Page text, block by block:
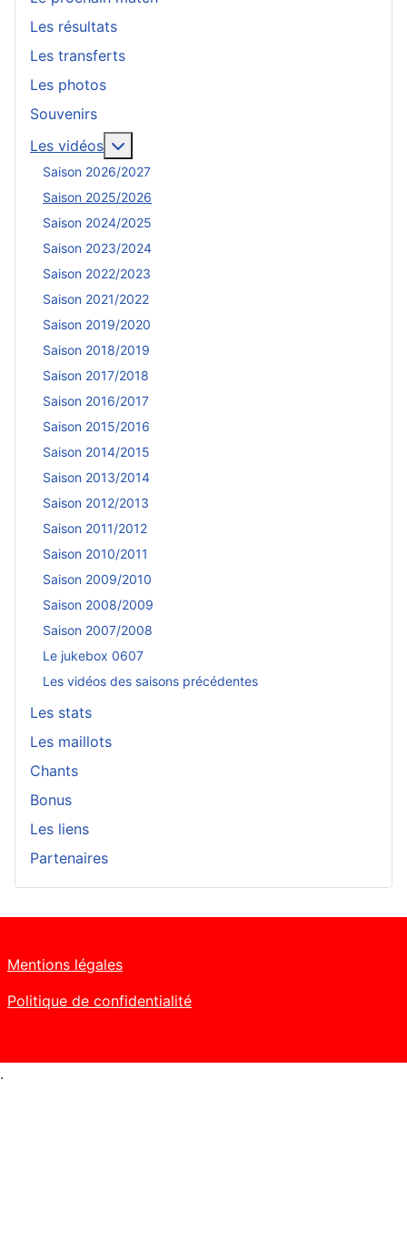
Les résultats
Les transferts
Les photos
Souvenirs
Les vidéos
Saison 2026/2027
Saison 2025/2026
Saison 2024/2025
Saison 2023/2024
Saison 2022/2023
Saison 2021/2022
Saison 2019/2020
Saison 2018/2019
Saison 2017/2018
Saison 2016/2017
Saison 2015/2016
Saison 2014/2015
Saison 2013/2014
Saison 2012/2013
Saison 2011/2012
Saison 2010/2011
Saison 2009/2010
Saison 2008/2009
Saison 2007/2008
Le jukebox 0607
Les vidéos des saisons précédentes
Les stats
Les maillots
Chants
Bonus
Les liens
Partenaires
Mentions légales
Politique de confidentialité
.